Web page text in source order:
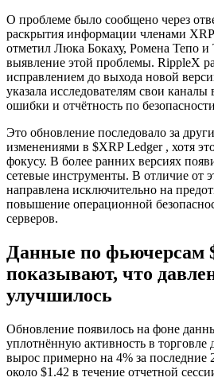
О проблеме было сообщено через
раскрытия информации членами
отметил Люка Бокаху, Ромена Тепо и
выявление этой проблемы. RippleX
исправлением до выхода новой
указала исследователям свои каналы
ошибки и отчётность по
Это обновление последовало за
изменениями в $XRP Ledger , хотя
фокусу. В более ранних версиях
сетевые инструменты. В отличие от
направлена исключительно на
повышение операционной
серверов.
Данные по фьючерсам
показывают, что
улучшилось
Обновление появилось на фоне
уплотнённую активность в торговле
вырос примерно на 4% за последние
около $1.42 в течение отчетной